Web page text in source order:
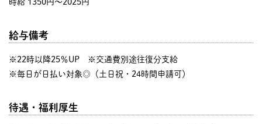
給与備考
※22時以降25％UP ※交通費別途往復分支給
※毎日が日払い対象◎（土日祝・24時間申請可）
待遇・福利厚生